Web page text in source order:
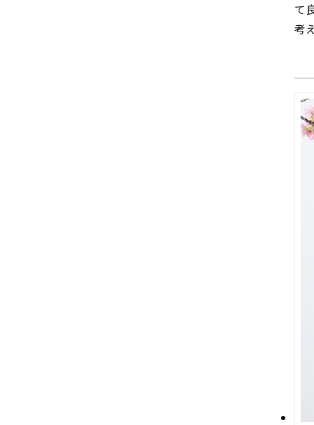
て
考